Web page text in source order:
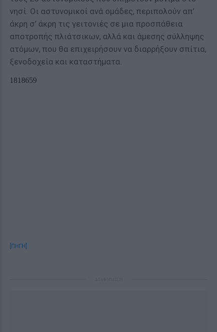
νησί. Οι αστυνομικοί ανά ομάδες, περιπολούν απ’
άκρη σ’ άκρη τις γειτονιές σε μια προσπάθεια
αποτροπής πλιάτσικων, αλλά και άμεσης σύλληψης
ατόμων, που θα επιχειρήσουν να διαρρήξουν σπίτια,
ξενοδοχεία και καταστήματα.
[ΠΗΓΗ]